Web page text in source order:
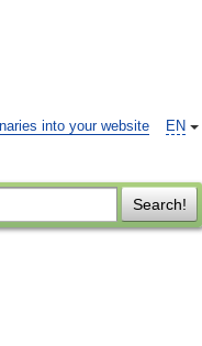
EN
into your website
Search!